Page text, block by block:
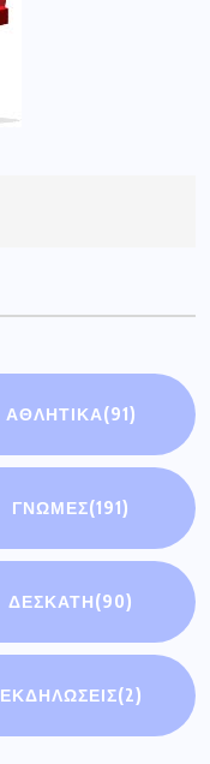
ΑΘΛΗΤΙΚΆ(91)
ΓΝΩΜΕΣ(191)
ΔΕΣΚΑΤΗ(90)
ΕΚΔΗΛΩΣΕΙΣ(2)